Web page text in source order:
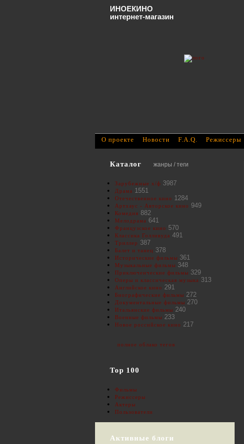
Каталог жанры / теги
Зарубежные х/ф 3987
Драма 1551
Отечественное кино 1284
Артхаус - Авторское кино 949
Комедия 882
Мелодрама 641
Французское кино 570
Классика Голливуда 491
Триллер 387
Балет и танец 378
Исторические фильмы 361
Музыкальные фильмы 348
Приключенческие фильмы 329
Оперы и классическая музыка 313
Английское кино 291
Биографические фильмы 272
Документальные фильмы 270
Итальянские фильмы 240
Военные фильмы 233
Новое российское кино 217
полное облако тегов
Top 100
Фильмы
Режиссеры
Актеры
Пользователи
Активные блоги
О проекте Новости F.A.Q. Режиссеры
ИНОЕКИНО
интернет-магазин